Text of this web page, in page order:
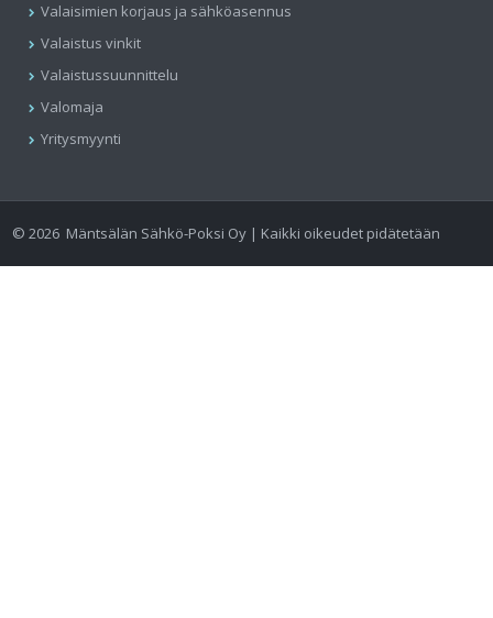
Valaisimien korjaus ja sähköasennus
Valaistus vinkit
Valaistussuunnittelu
Valomaja
Yritysmyynti
©2026 Mäntsälän Sähkö-Poksi Oy | Kaikki oikeudet pidätetään